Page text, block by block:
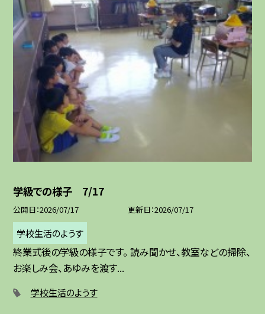
学級での様子 7/17
公開日 2026/07/17 更新日 2026/07/17
学校生活のようす
終業式後の学級の様子です。 読み聞かせ、教室などの掃除、
お楽しみ会、あゆみを渡す...
学校生活のようす